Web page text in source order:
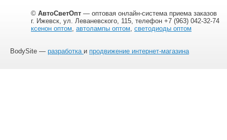
© АвтоСветОпт — оптовая онлайн-система приема заказов
г. Ижевск, ул. Леваневского, 115, телефон +7 (963) 042-32-74
ксенон оптом, автолампы оптом, светодиоды оптом
BodySite — разработка и продвижение интернет-магазина